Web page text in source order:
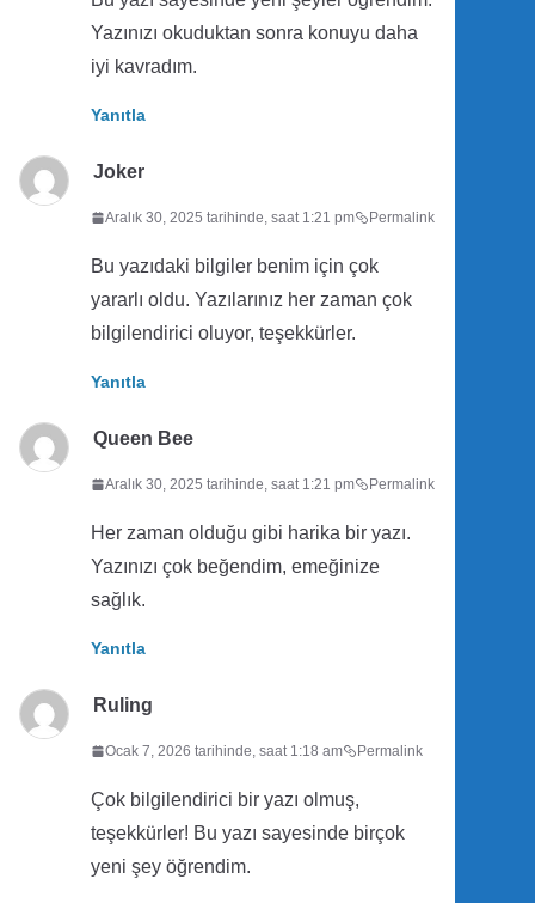
Yazınızı okuduktan sonra konuyu daha
iyi kavradım.
Yanıtla
Joker
Aralık 30, 2025 tarihinde, saat 1:21 pm Permalink
Bu yazıdaki bilgiler benim için çok
yararlı oldu. Yazılarınız her zaman çok
bilgilendirici oluyor, teşekkürler.
Yanıtla
Queen Bee
Aralık 30, 2025 tarihinde, saat 1:21 pm Permalink
Her zaman olduğu gibi harika bir yazı.
Yazınızı çok beğendim, emeğinize
sağlık.
Yanıtla
Ruling
Ocak 7, 2026 tarihinde, saat 1:18 am Permalink
Çok bilgilendirici bir yazı olmuş,
teşekkürler! Bu yazı sayesinde birçok
yeni şey öğrendim.